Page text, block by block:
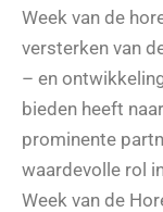
Week van de
versterken van
– en
bieden heeft
prominente
waardevolle rol
Week van de